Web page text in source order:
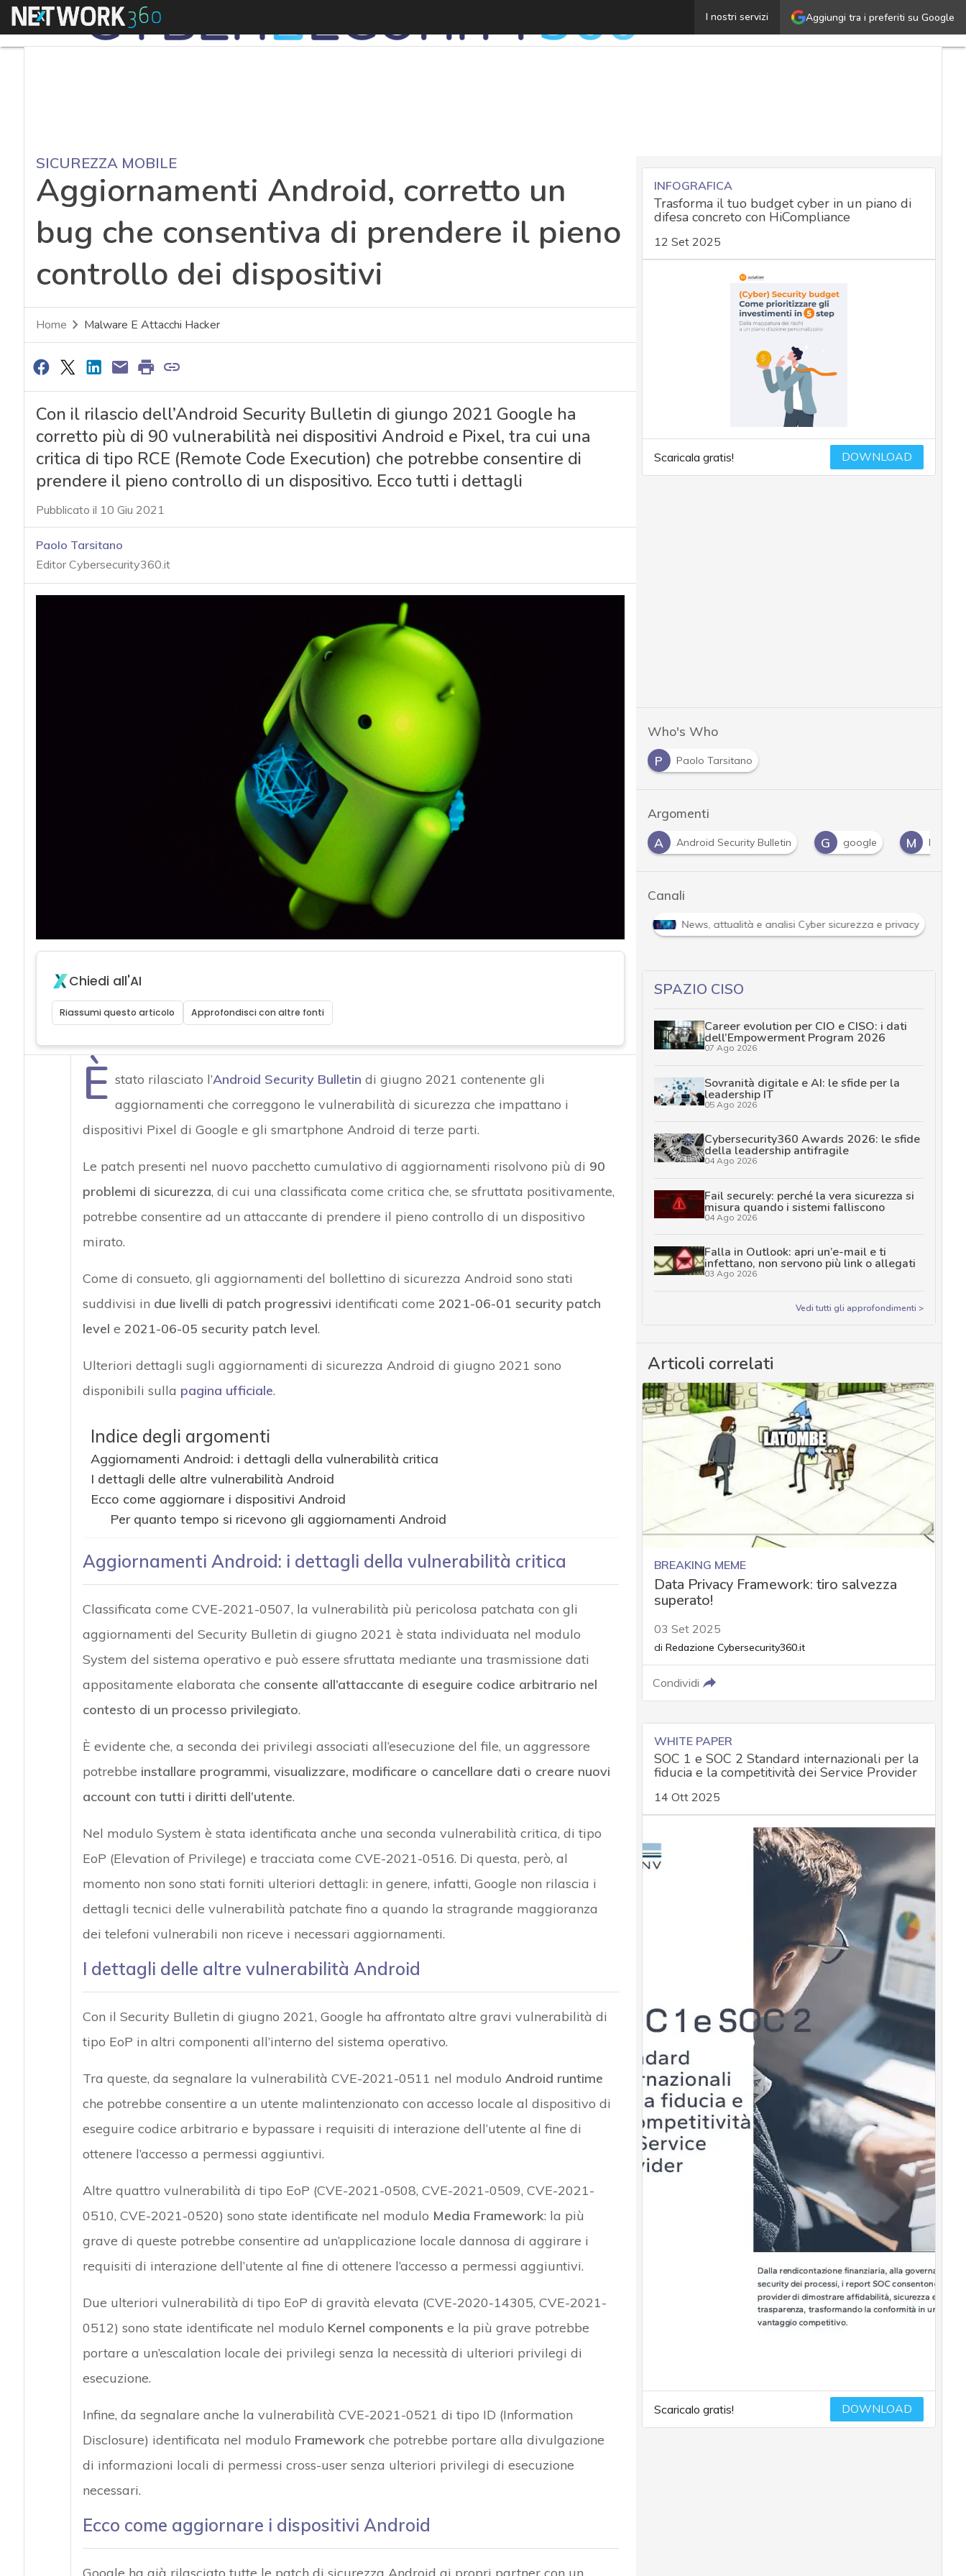
Aggiungi tra i preferiti su Google
I nostri servizi
Menu Aggiornamenti Android, corretto un bug che
SICUREZZA MOBILE
Aggiornamenti Android, corretto un
bug che consentiva di prendere il pieno
controllo dei dispositivi
Home Malware E Attacchi Hacker
Con il rilascio dell’Android Security Bulletin di giungo 2021 Google ha
corretto più di 90 vulnerabilità nei dispositivi Android e Pixel, tra cui una
critica di tipo RCE (Remote Code Execution) che potrebbe consentire di
prendere il pieno controllo di un dispositivo. Ecco tutti i dettagli
Pubblicato il 10 Giu 2021
Paolo Tarsitano
Editor Cybersecurity360.it
Chiedi all'AI
Riassumi questo articolo Approfondisci con altre fonti
È stato rilasciato l’Android Security Bulletin di giugno 2021 contenente gli
aggiornamenti che correggono le vulnerabilità di sicurezza che impattano i
dispositivi Pixel di Google e gli smartphone Android di terze parti.
Le patch presenti nel nuovo pacchetto cumulativo di aggiornamenti risolvono più di 90
problemi di sicurezza, di cui una classificata come critica che, se sfruttata positivamente,
potrebbe consentire ad un attaccante di prendere il pieno controllo di un dispositivo
mirato.
Come di consueto, gli aggiornamenti del bollettino di sicurezza Android sono stati
suddivisi in due livelli di patch progressivi identificati come 2021-06-01 security patch
level e 2021-06-05 security patch level.
Ulteriori dettagli sugli aggiornamenti di sicurezza Android di giugno 2021 sono
disponibili sulla pagina ufficiale.
Indice degli argomenti
Aggiornamenti Android: i dettagli della vulnerabilità critica
I dettagli delle altre vulnerabilità Android
Ecco come aggiornare i dispositivi Android
Per quanto tempo si ricevono gli aggiornamenti Android
Aggiornamenti Android: i dettagli della vulnerabilità critica
Classificata come CVE-2021-0507, la vulnerabilità più pericolosa patchata con gli
aggiornamenti del Security Bulletin di giugno 2021 è stata individuata nel modulo
System del sistema operativo e può essere sfruttata mediante una trasmissione dati
appositamente elaborata che consente all’attaccante di eseguire codice arbitrario nel
contesto di un processo privilegiato.
È evidente che, a seconda dei privilegi associati all’esecuzione del file, un aggressore
potrebbe installare programmi, visualizzare, modificare o cancellare dati o creare nuovi
account con tutti i diritti dell’utente.
Nel modulo System è stata identificata anche una seconda vulnerabilità critica, di tipo
EoP (Elevation of Privilege) e tracciata come CVE-2021-0516. Di questa, però, al
momento non sono stati forniti ulteriori dettagli: in genere, infatti, Google non rilascia i
dettagli tecnici delle vulnerabilità patchate fino a quando la stragrande maggioranza
dei telefoni vulnerabili non riceve i necessari aggiornamenti.
I dettagli delle altre vulnerabilità Android
Con il Security Bulletin di giugno 2021, Google ha affrontato altre gravi vulnerabilità di
tipo EoP in altri componenti all’interno del sistema operativo.
Tra queste, da segnalare la vulnerabilità CVE-2021-0511 nel modulo Android runtime
che potrebbe consentire a un utente malintenzionato con accesso locale al dispositivo di
eseguire codice arbitrario e bypassare i requisiti di interazione dell’utente al fine di
ottenere l’accesso a permessi aggiuntivi.
Altre quattro vulnerabilità di tipo EoP (CVE-2021-0508, CVE-2021-0509, CVE-2021-
0510, CVE-2021-0520) sono state identificate nel modulo Media Framework: la più
grave di queste potrebbe consentire ad un’applicazione locale dannosa di aggirare i
requisiti di interazione dell’utente al fine di ottenere l’accesso a permessi aggiuntivi.
Due ulteriori vulnerabilità di tipo EoP di gravità elevata (CVE-2020-14305, CVE-2021-
0512) sono state identificate nel modulo Kernel components e la più grave potrebbe
portare a un’escalation locale dei privilegi senza la necessità di ulteriori privilegi di
esecuzione.
Infine, da segnalare anche la vulnerabilità CVE-2021-0521 di tipo ID (Information
Disclosure) identificata nel modulo Frameworkche potrebbe portare alla divulgazione
di informazioni locali di permessi cross-user senza ulteriori privilegi di esecuzione
necessari.
Ecco come aggiornare i dispositivi Android
Google ha già rilasciato tutte le patch di sicurezza Android ai propri partner con un
INFOGRAFICA
Trasforma il tuo budget cyber in un piano di
difesa concreto con HiCompliance
12 Set 2025
Scaricala gratis! DOWNLOAD
Who's Who
P
Paolo Tarsitano
Argomenti
A Android Security Bulletin G google M Mobile
Canali
Attacchi hacker e Malware: le ultime news in tempo reale e gli approfondimenti News, attualità e analisi Cyber sicurezza e privacy
SPAZIO CISO
Career evolution per CIO e CISO: i dati
dell’Empowerment Program 2026
07 Ago 2026
Sovranità digitale e AI: le sfide per la
leadership IT
05 Ago 2026
Cybersecurity360 Awards 2026: le sfide
della leadership antifragile
04 Ago 2026
Fail securely: perché la vera sicurezza si
misura quando i sistemi falliscono
04 Ago 2026
Falla in Outlook: apri un’e-mail e ti
infettano, non servono più link o allegati
03 Ago 2026
Vedi tutti gli approfondimenti >
Articoli correlati
BREAKING MEME
Data Privacy Framework: tiro salvezza
superato!
03 Set 2025
di Redazione Cybersecurity360.it
Condividi
WHITE PAPER
SOC 1 e SOC 2 Standard internazionali per la
fiducia e la competitività dei Service Provider
14 Ott 2025
Scaricalo gratis! DOWNLOAD